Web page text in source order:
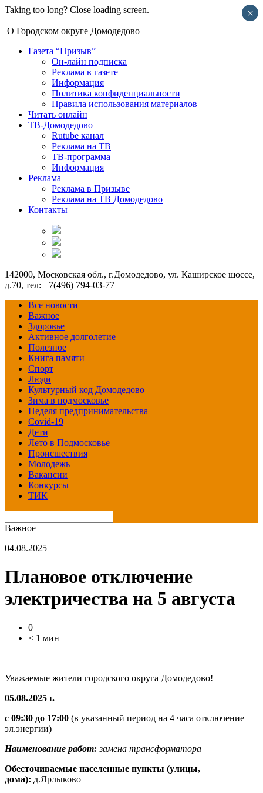
Taking too long? Close loading screen.
О Городском округе Домодедово
Газета “Призыв”
Он-лайн подписка
Реклама в газете
Информация
Политика конфиденциальности
Правила использования материалов
Читать онлайн
ТВ-Домодедово
Rutube канал
Реклама на ТВ
ТВ-программа
Информация
Реклама
Реклама в Призыве
Реклама на ТВ Домодедово
Контакты
142000, Московская обл., г.Домодедово, ул. Каширское шоссе,
д.70, тел: +7(496) 794-03-77
Все новости
Важное
Здоровье
Активное долголетие
Полезное
Книга памяти
Спорт
Люди
Культурный код Домодедово
Зима в подмосковье
Неделя предпринимательства
Covid-19
Дети
Лето в Подмосковье
Происшествия
Молодежь
Вакансии
Конкурсы
ТИК
Важное
04.08.2025
Плановое отключение
электричества на 5 августа
0
< 1 мин
Уважаемые жители городского округа Домодедово!
05.08.2025 г.
с 09:30 до 17:00 (в указанный период на 4 часа отключение
эл.энергии)
Наименование работ:замена трансформатора
Обесточиваемые населенные пункты (улицы,
дома): д.Ярлыково
×